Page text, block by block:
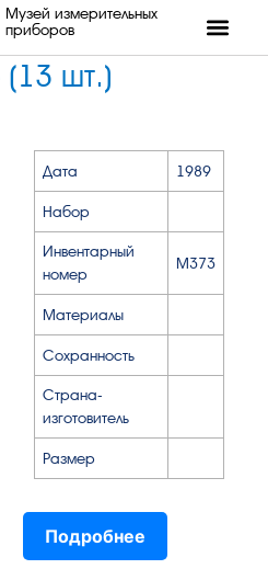
Музей измерительных
приборов
шт.)
Дата 1989
Набор
Инвентарный
номер
М373
Материалы
Сохранность
Страна-
изготовитель
Размер
Подробнее